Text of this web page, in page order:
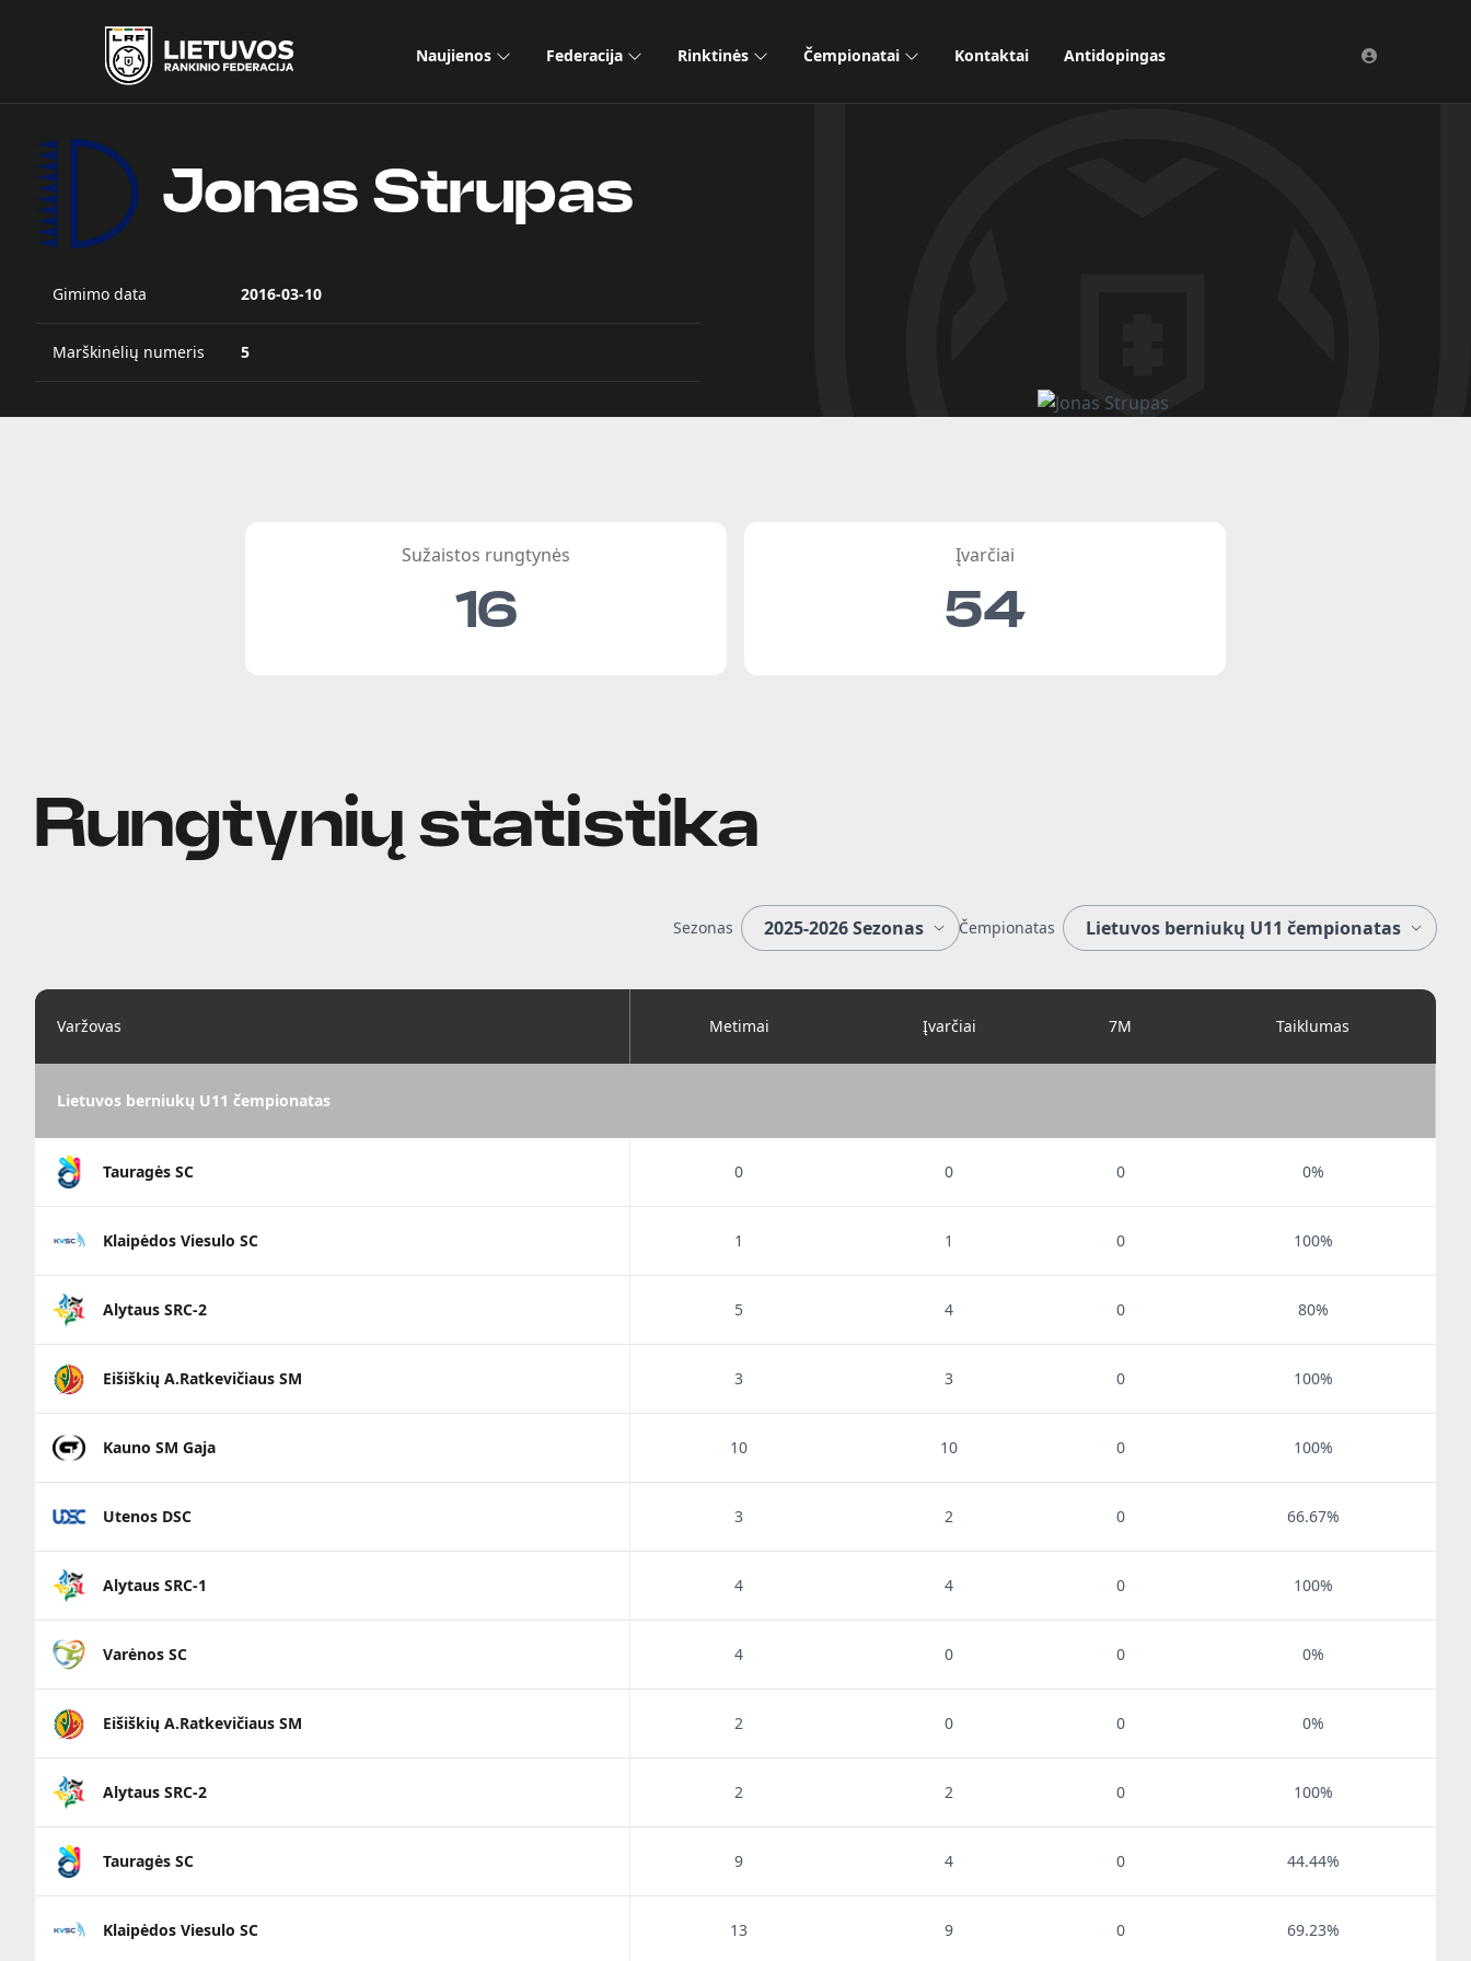
Naujienos Federacija Rinktinės Čempionatai Kontaktai Antidopingas
Jonas Strupas
Gimimo data 2016-03-10
Marškinėlių numeris 5
Sužaistos rungtynės
16
Įvarčiai
54
Rungtynių statistika
Sezonas Čempionatas
Varžovas Metimai Įvarčiai 7M Taiklumas
Lietuvos berniukų U11 čempionatas
Tauragės SC 0 0 0 0%
Klaipėdos Viesulo SC 1 1 0 100%
Alytaus SRC-2 5 4 0 80%
Eišiškių A.Ratkevičiaus SM 3 3 0 100%
Kauno SM Gaja 10 10 0 100%
Utenos DSC 3 2 0 66.67%
Alytaus SRC-1 4 4 0 100%
Varėnos SC 4 0 0 0%
Eišiškių A.Ratkevičiaus SM 2 0 0 0%
Alytaus SRC-2 2 2 0 100%
Tauragės SC 9 4 0 44.44%
Klaipėdos Viesulo SC 13 9 0 69.23%